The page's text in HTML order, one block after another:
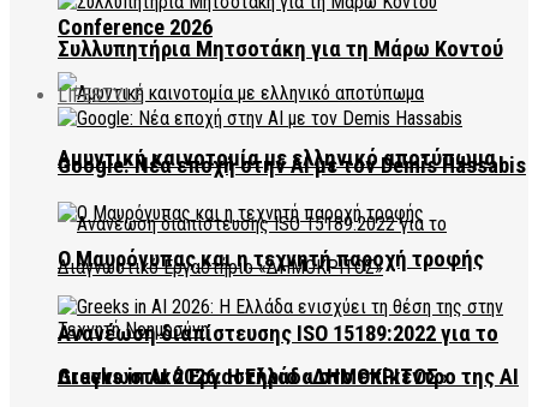
Conference 2026
Αμυντική καινοτομία με ελληνικό αποτύπωμα
Ανανέωση διαπίστευσης ISO 15189:2022 για το
Διαγνωστικό Εργαστήριο «ΔΗΜΟΚΡΙΤΟΣ»
Συλλυπητήρια Μητσοτάκη για τη Μάρω Κοντού
LIFESTYLE
Google: Νέα εποχή στην AI με τον Demis Hassabis
Ο Μαυρόγυπας και η τεχνητή παροχή τροφής
Greeks in AI 2026: Η Ελλάδα στο επίκεντρο της AI